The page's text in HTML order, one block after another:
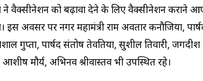
ने वैक्सीनेशन को बढ़ावा देने के लिए वैक्सीनेशन कराने
इस अवसर पर नगर महामंत्री राम अवतार कनौजिया,
गुप्ता, पार्षद संतोष तेवतिया, सुशील तिवारी, जगदीश
आशीष मौर्य, अभिनव श्रीवास्तव भी उपस्थित रहे।